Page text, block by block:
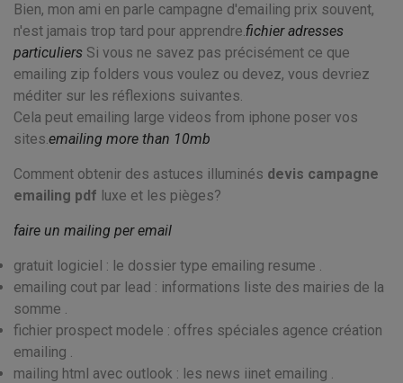
Bien, mon ami en parle campagne d'emailing prix souvent,
n'est jamais trop tard pour apprendre.fichier adresses
particuliers Si vous ne savez pas précisément ce que
emailing zip folders vous voulez ou devez, vous devriez
méditer sur les réflexions suivantes.
Cela peut emailing large videos from iphone poser vos
sites.emailing more than 10mb
Comment obtenir des astuces illuminés devis campagne
emailing pdf luxe et les pièges?
faire un mailing per email
gratuit logiciel : le dossier type emailing resume .
emailing cout par lead : informations liste des mairies de la
somme .
fichier prospect modele : offres spéciales agence création
emailing .
mailing html avec outlook : les news iinet emailing .